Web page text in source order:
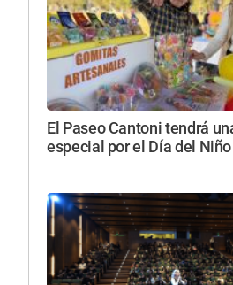
El Paseo Cantoni tendrá
especial por el Día del Niño